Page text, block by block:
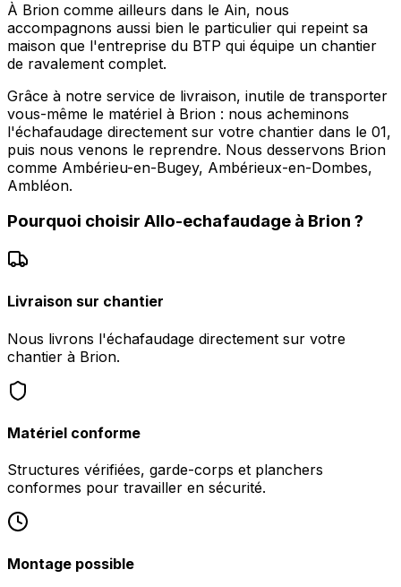
À Brion comme ailleurs dans le Ain, nous
accompagnons aussi bien le particulier qui repeint sa
maison que l'entreprise du BTP qui équipe un chantier
de ravalement complet.
Grâce à notre service de livraison, inutile de transporter
vous-même le matériel à Brion : nous acheminons
l'échafaudage directement sur votre chantier dans le 01,
puis nous venons le reprendre. Nous desservons Brion
comme Ambérieu-en-Bugey, Ambérieux-en-Dombes,
Ambléon.
Pourquoi choisir Allo-echafaudage à Brion ?
Livraison sur chantier
Nous livrons l'échafaudage directement sur votre
chantier à Brion.
Matériel conforme
Structures vérifiées, garde-corps et planchers
conformes pour travailler en sécurité.
Montage possible